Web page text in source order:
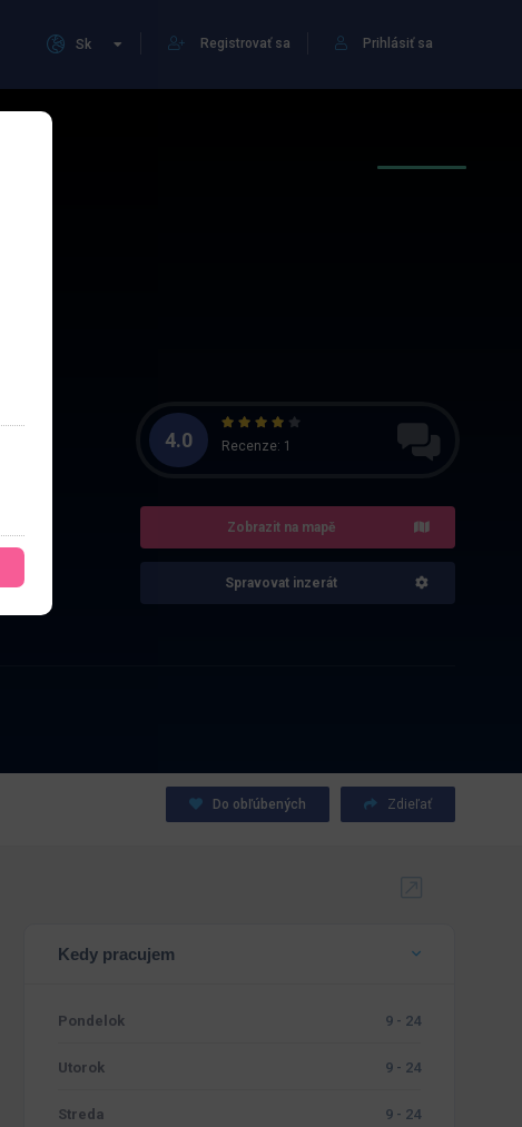
Prihlásiť sa
Registrovať sa
Sk
4.0 Recenze: 1
Zobrazit na mapě
Spravovat inzerát
Do obľúbených Zdieľať
Kedy pracujem
Pondelok 9 - 24
Utorok 9 - 24
Streda 9 - 24